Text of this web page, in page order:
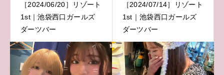
［2024/06/20］リゾート
1st｜池袋西口ガールズ
ダーツバー
［2024/07/14］リゾート
1st｜池袋西口ガールズ
ダーツバー